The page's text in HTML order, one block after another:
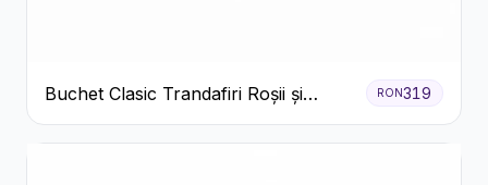
Buchet Clasic Trandafiri Roșii și
Eucalipt
RON319